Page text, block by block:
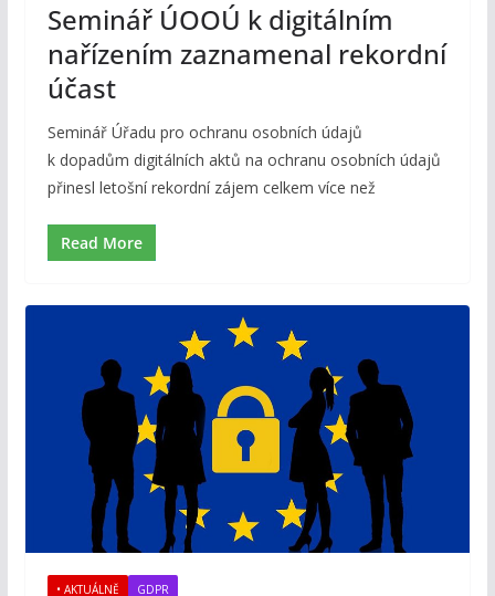
Seminář ÚOOÚ k digitálním
nařízením zaznamenal rekordní
účast
Seminář Úřadu pro ochranu osobních údajů
k dopadům digitálních aktů na ochranu osobních údajů
přinesl letošní rekordní zájem celkem více než
Read More
• AKTUÁLNĚ GDPR